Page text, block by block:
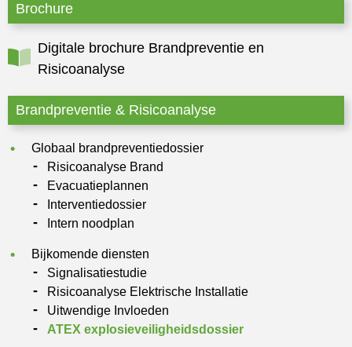
Brochure
Digitale brochure Brandpreventie en
Risicoanalyse
Brandpreventie & Risicoanalyse
Globaal brandpreventiedossier
Risicoanalyse Brand
Evacuatieplannen
Interventiedossier
Intern noodplan
Bijkomende diensten
Signalisatiestudie
Risicoanalyse Elektrische Installatie
Uitwendige Invloeden
ATEX explosieveiligheidsdossier